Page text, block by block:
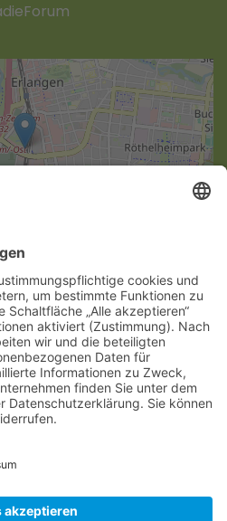
IHRE MEINUNG
Rückholung
teilnehmen